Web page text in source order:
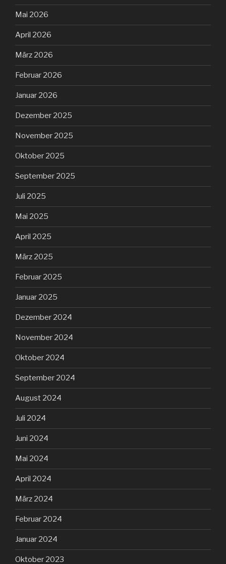
Mai 2026
April 2026
März 2026
Februar 2026
Januar 2026
Dezember 2025
November 2025
Oktober 2025
September 2025
Juli 2025
Mai 2025
April 2025
März 2025
Februar 2025
Januar 2025
Dezember 2024
November 2024
Oktober 2024
September 2024
August 2024
Juli 2024
Juni 2024
Mai 2024
April 2024
März 2024
Februar 2024
Januar 2024
Oktober 2023